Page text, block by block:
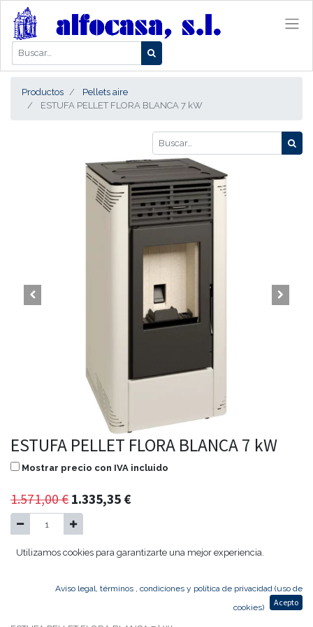
Productos
Pellets aire
ESTUFA PELLET FLORA BLANCA 7 kW
ESTUFA PELLET FLORA BLANCA 7 kW
Mostrar precio con IVA incluido
1.571,00€ 1.335,35 €
Agregar al carrito
Consultar disponibilidad
Utilizamos cookies para garantizarte una mejor experiencia.
Aviso legal, términos , condiciones y política de privacidad (uso de
cookies)
Acepto